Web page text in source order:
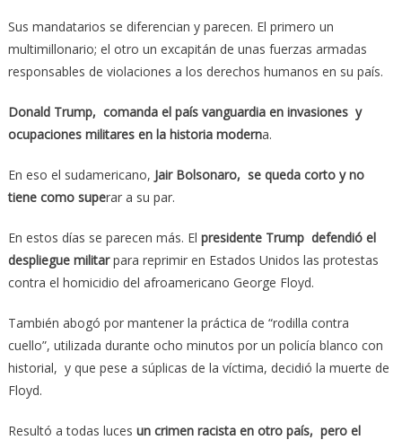
Sus mandatarios se diferencian y parecen. El primero un
multimillonario; el otro un excapitán de unas fuerzas armadas
responsables de violaciones a los derechos humanos en su país.
Donald Trump, comanda el país vanguardia en invasiones y
ocupaciones militares en la historia moderna.
En eso el sudamericano, Jair Bolsonaro, se queda corto y no
tiene como superar a su par.
En estos días se parecen más. El presidente Trump defendió el
despliegue militarpara reprimir en Estados Unidos las protestas
contra el homicidio del afroamericano George Floyd.
También abogó por mantener la práctica de “rodilla contra
cuello”, utilizada durante ocho minutos por un policía blanco con
historial, y que pese a súplicas de la víctima, decidió la muerte de
Floyd.
Resultó a todas luces un crimen racista en otro país, pero el